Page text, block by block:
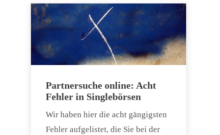
Partnersuche online: Acht
Fehler in Singlebörsen
Wir haben hier die acht gängigsten
Fehler aufgelistet, die Sie bei der